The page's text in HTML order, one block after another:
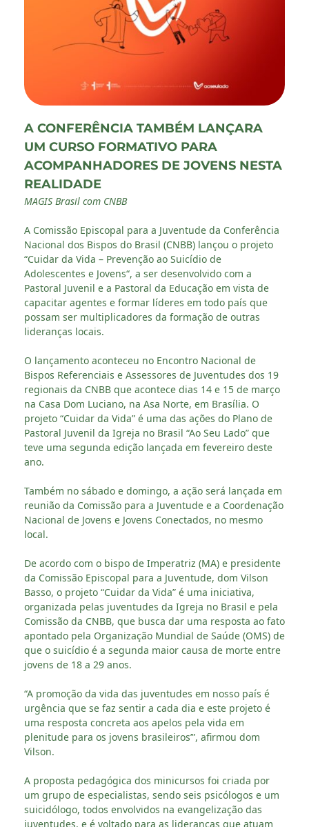
A CONFERÊNCIA TAMBÉM LANÇARA
UM CURSO FORMATIVO PARA
ACOMPANHADORES DE JOVENS NESTA
REALIDADE
MAGIS Brasil com CNBB
A Comissão Episcopal para a Juventude da Conferência
Nacional dos Bispos do Brasil (CNBB) lançou o projeto
“Cuidar da Vida – Prevenção ao Suicídio de
Adolescentes e Jovens“, a ser desenvolvido com a
Pastoral Juvenil e a Pastoral da Educação em vista de
capacitar agentes e formar líderes em todo país que
possam ser multiplicadores da formação de outras
lideranças locais.
O lançamento aconteceu no Encontro Nacional de
Bispos Referenciais e Assessores de Juventudes dos 19
regionais da CNBB que acontece dias 14 e 15 de março
na Casa Dom Luciano, na Asa Norte, em Brasília. O
projeto “Cuidar da Vida” é uma das ações do Plano de
Pastoral Juvenil da Igreja no Brasil “Ao Seu Lado” que
teve uma segunda edição lançada em fevereiro deste
ano.
Também no sábado e domingo, a ação será lançada em
reunião da Comissão para a Juventude e a Coordenação
Nacional de Jovens e Jovens Conectados, no mesmo
local.
De acordo com o bispo de Imperatriz (MA) e presidente
da Comissão Episcopal para a Juventude, dom Vilson
Basso, o projeto “Cuidar da Vida” é uma iniciativa,
organizada pelas juventudes da Igreja no Brasil e pela
Comissão da CNBB, que busca dar uma resposta ao fato
apontado pela Organização Mundial de Saúde (OMS) de
que o suicídio é a segunda maior causa de morte entre
jovens de 18 a 29 anos.
“A promoção da vida das juventudes em nosso país é
urgência que se faz sentir a cada dia e este projeto é
uma resposta concreta aos apelos pela vida em
plenitude para os jovens brasileiros’”, afirmou dom
Vilson.
A proposta pedagógica dos minicursos foi criada por
um grupo de especialistas, sendo seis psicólogos e um
suicidólogo, todos envolvidos na evangelização das
juventudes, e é voltado para as lideranças que atuam